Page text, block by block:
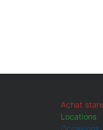
Achat
Locations